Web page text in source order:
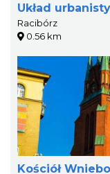
Układ
Racibórz
0.56 km
Kościół